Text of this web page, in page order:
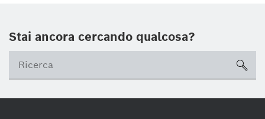
Stai ancora cercando qualcosa?